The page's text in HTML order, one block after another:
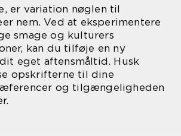
er variation nøglen til
nem. Ved at eksperimentere
smage og kulturers
kan du tilføje en ny
eget aftensmåltid. Husk
opskrifterne til dine
og tilgængeligheden